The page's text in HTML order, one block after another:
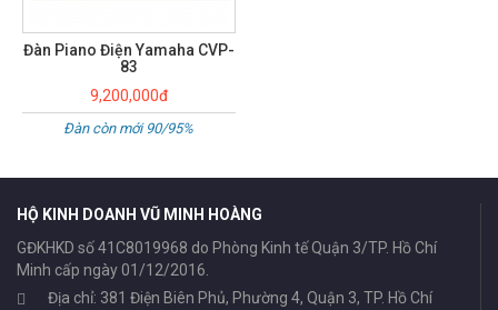
HỘ KINH DOANH VŨ MINH HOÀNG
GĐKHKD số 41C8019968 do Phòng Kinh tế Quận 3/TP. Hồ Chí
Minh cấp ngày 01/12/2016.
Địa chỉ: 381 Điện Biên Phủ, Phường 4, Quận 3, TP. Hồ Chí